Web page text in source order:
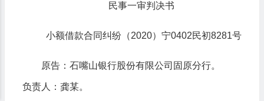
民事一审判决书
小额借款合同纠纷（2020）宁0402民初8281号
原告：石嘴山银行股份有限公司固原分行。
负责人：龚某。